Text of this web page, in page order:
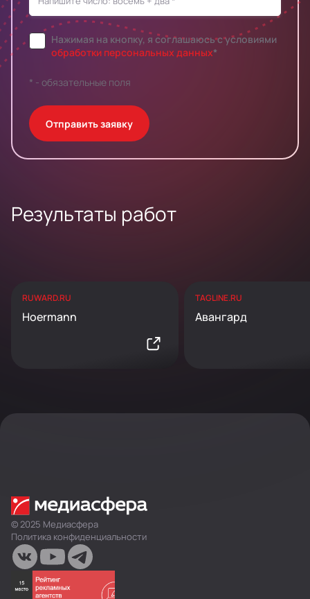
Нажимая на кнопку, я соглашаюсь c условиями
обработки персональных данных*
* - обязательные поля
Отправить заявку
Результаты работ
RUWARD.RU
Hoermann
TAGLINE.RU
Авангард
© 2025 Медиасфера
Политика конфиденциальности